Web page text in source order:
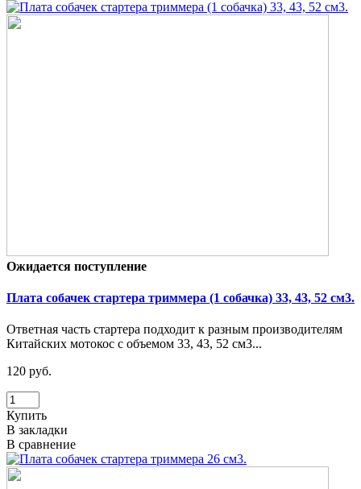
Ожидается поступление
Плата собачек стартера триммера (1 собачка) 33, 43, 52 см3.
Ответная часть стартера подходит к разным производителям
Китайских мотокос с объемом 33, 43, 52 см3...
120 руб.
Купить
В закладки
В сравнение